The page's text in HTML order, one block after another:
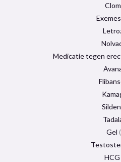
Medicatie tegen
Gel
HCG